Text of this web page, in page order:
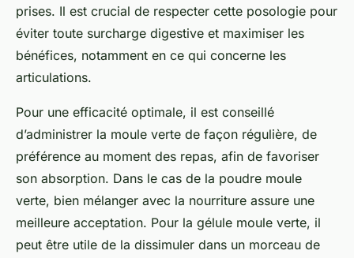
prises. Il est crucial de respecter cette posologie pour
éviter toute surcharge digestive et maximiser les
bénéfices, notamment en ce qui concerne les
articulations.
Pour une efficacité optimale, il est conseillé
d’administrer la moule verte de façon régulière, de
préférence au moment des repas, afin de favoriser
son absorption. Dans le cas de la poudre moule
verte, bien mélanger avec la nourriture assure une
meilleure acceptation. Pour la gélule moule verte, il
peut être utile de la dissimuler dans un morceau de